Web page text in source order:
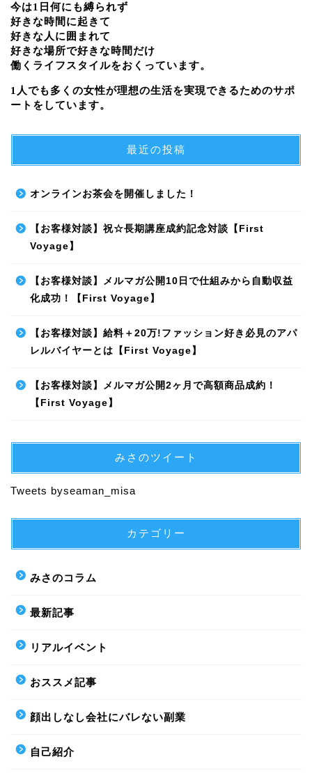
今は1日何にも縛られず
好きな時間に起きて
好きな人に囲まれて
好きな場所で好きな時間だけ
働くライフスタイルをおくっています。
1人でも多くの女性が理想の生活を実現できるためのサポ
ートをしています。
最近の投稿
オンラインお茶会を開催しました！
【お客様対談】祝☆長期講座成約記念対談【First
Voyage】
【お客様対談】メルマガ公開10日で仕組みから自動収益
化成功！【First Voyage】
【お客様対談】給料＋20万!ファッション好き必見のアパ
レルバイヤーとは【First Voyage】
【お客様対談】メルマガ公開2ヶ月で高額商品成約！
【First Voyage】
みさのツイート
Tweets byseaman_misa
カテゴリー
みさのコラム
最新記事
リアルイベント
おススメ記事
顔出しなし会社にバレない副業
自己紹介